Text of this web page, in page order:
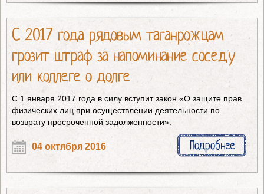
С 2017 года рядовым таганрожцам
грозит штраф за напоминание соседу
или коллеге о долге
С 1 января 2017 года в силу вступит закон «О защите прав
физических лиц при осуществлении деятельности по
возврату просроченной задолженности».
04 октября 2016 Подробнее